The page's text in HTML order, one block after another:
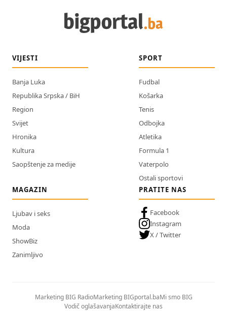
VIJESTI
Banja Luka
Republika Srpska / BiH
Region
Svijet
Hronika
Kultura
Saopštenje za medije
SPORT
Fudbal
Košarka
Tenis
Odbojka
Atletika
Formula 1
Vaterpolo
Ostali sportovi
MAGAZIN
Ljubav i seks
Moda
ShowBiz
Zanimljivo
PRATITE NAS
Facebook
Instagram
X / Twitter
Marketing BIG RadioMarketing BIGportal.baMi smo BIG
Vodič oglašavanjaKontaktirajte nas